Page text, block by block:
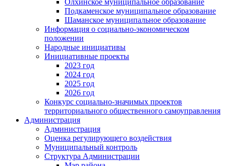
Подкаменское муниципальное образование
Шаманское муниципальное образование
Информация о социально-экономическом
положении
Народные инициативы
Инициативные проекты
2023 год
2024 год
2025 год
2026 год
Конкурс социально-значимых проектов
территориального общественного самоуправления
Администрация
Администрация
Оценка регулирующего воздействия
Муниципальный контроль
Структура Администрации